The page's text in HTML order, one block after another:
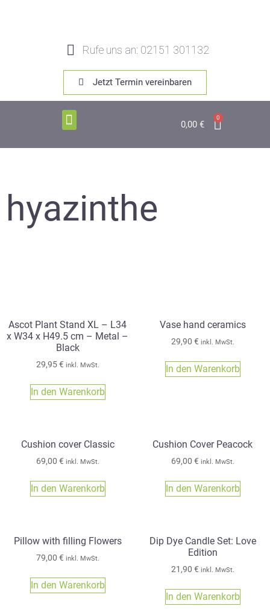
Rufe uns an: 02151 301132
Jetzt Termin vereinbaren
0,00 €
0
hyazinthe
Ascot Plant Stand XL – L34
x W34 x H49.5 cm – Metal –
Black
29,95€ inkl. MwSt.
In den Warenkorb
Vase hand ceramics
29,90 € inkl. MwSt.
In den Warenkorb
Cushion cover Classic
69,00 € inkl. MwSt.
In den Warenkorb
Cushion Cover Peacock
69,00 € inkl. MwSt.
In den Warenkorb
Pillow with filling Flowers
79,00 € inkl. MwSt.
In den Warenkorb
Dip Dye Candle Set: Love
Edition
21,90 € inkl. MwSt.
In den Warenkorb